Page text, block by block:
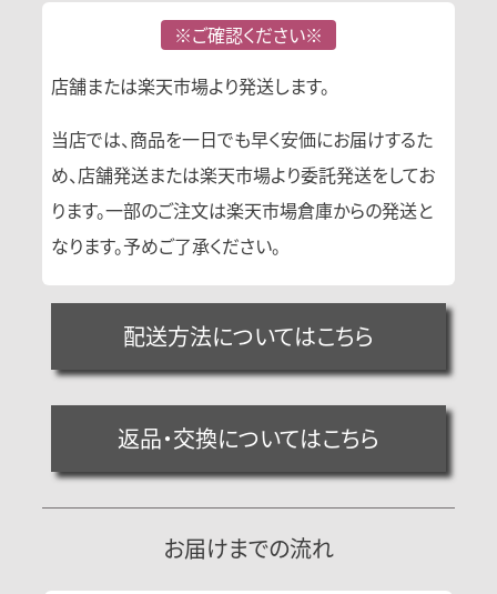
※ご確認ください※
店舗または楽天市場より発送します。
当店では、商品を一日でも早く安価にお届けするた
め、店舗発送または楽天市場より委託発送をしてお
ります。一部のご注文は楽天市場倉庫からの発送と
なります。予めご了承ください。
配送方法についてはこちら
返品・交換についてはこちら
お届けまでの流れ